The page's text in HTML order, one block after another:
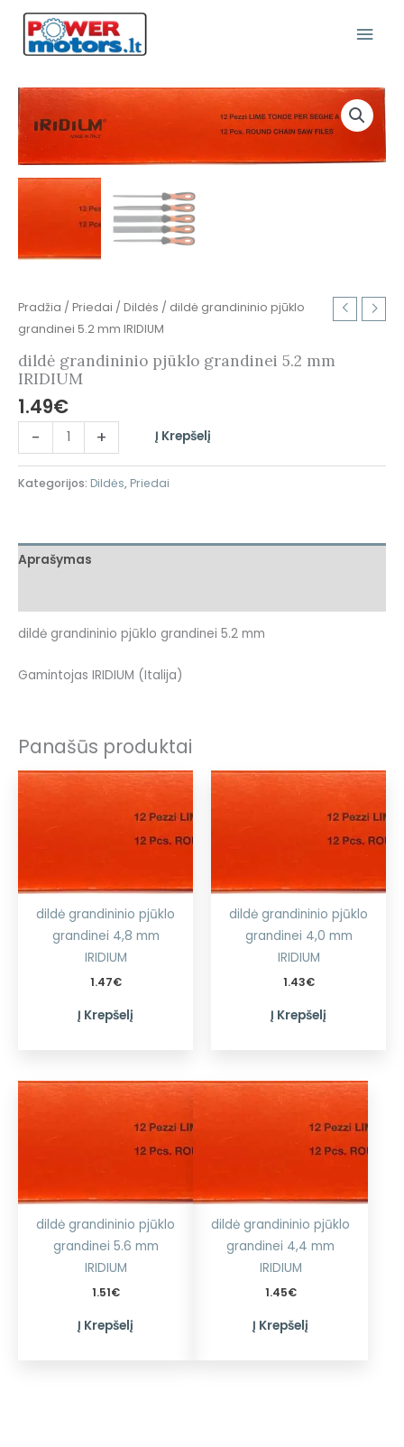
Pereiti
turinio
Pradžia / Priedai / Dildės / dildė grandininio pjūklo
grandinei 5.2 mm IRIDIUM
dildė grandininio pjūklo grandinei 5.2 mm
IRIDIUM
1.49€
-
produkto
kiekis:
dildė
grandininio
pjūklo
+ Į Krepšelį
Kategorijos: Dildės, Priedai
Aprašymas
dildė grandininio pjūklo grandinei 5.2 mm
Gamintojas IRIDIUM (Italija)
Panašūs produktai
dildė grandininio pjūklo
grandinei 4,8 mm
IRIDIUM
1.47€
Į Krepšelį
dildė grandininio pjūklo
grandinei 4,0 mm
IRIDIUM
1.43€
Į Krepšelį
dildė grandininio pjūklo
grandinei 5.6 mm
IRIDIUM
1.51€
Į Krepšelį
dildė grandininio pjūklo
grandinei 4,4 mm
IRIDIUM
1.45€
Į Krepšelį